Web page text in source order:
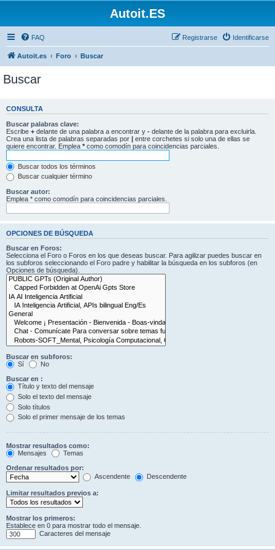
Autoit.ES
FAQ Identificarse
Registrarse
Autoit.es Foro Buscar
Buscar
CONSULTA
Buscar palabras clave:
Escribe + delante de una palabra a encontrar y - delante de la palabra para excluirla.
Crea una lista de palabras separadas por | entre corchetes si solo una de ellas se
quiere encontrar. Emplea * como comodín para coincidencias parciales.
Buscar todos los términos
Buscar cualquier término
Buscar autor:
Emplea * como comodín para coincidencias parciales.
OPCIONES DE BÚSQUEDA
Buscar en Foros:
Selecciona el Foro o Foros en los que deseas buscar. Para agilizar puedes buscar en
los subforos seleccionando el Foro padre y habilitar la búsqueda en los subforos (en
Opciones de búsqueda).
Buscar en subforos:
Sí
No
Buscar en :
Título y texto del mensaje
Solo el texto del mensaje
Solo títulos
Solo el primer mensaje de los temas
Mostrar resultados como:
Mensajes
Temas
Ordenar resultados por:
Ascendente
Descendente
Limitar resultados previos a:
Mostrar los primeros:
Establece en 0 para mostrar todo el mensaje.
Caracteres del mensaje